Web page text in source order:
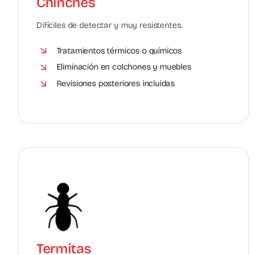
Difíciles de detectar y muy resistentes.
Tratamientos térmicos o químicos
Eliminación en colchones y muebles
Revisiones posteriores incluidas
Termitas